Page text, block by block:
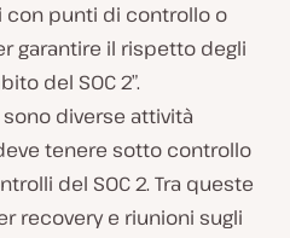
con punti di controllo o
garantire il rispetto degli
del SOC 2”.
sono diverse attività
tenere sotto controllo
del SOC 2. Tra queste
recovery e riunioni sugli